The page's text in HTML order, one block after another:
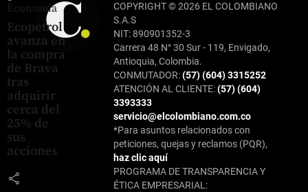
Economía
Ecopetrol
avanza en
la compra
de Brava
tras
adquirir
cerca del
25% de
sus
acciones
share
COPYRIGHT © 2026 EL COLOMBIANO
S.A.S
NIT: 890901352-3
Carrera 48 N° 30 Sur - 119, Envigado,
Antioquia, Colombia.
CONMUTADOR:(57) (604) 3315252
ATENCIÓN AL CLIENTE:(57) (604)
3393333
servicio@elcolombiano.com.co
*Para asuntos relacionados con
peticiones, quejas y reclamos (PQR),
haz clic aquí
PROGRAMA DE TRANSPARENCIA Y
ÉTICA EMPRESARIAL: